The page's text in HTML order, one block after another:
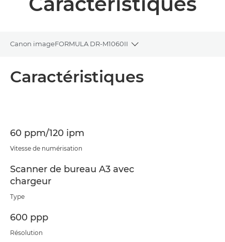
Canon imageFORMULA DR-M1060II
Toggle breadcrumbs
Téléchargement au format PDF
Caractéristiques
60 ppm/120 ipm
Vitesse de numérisation
Scanner de bureau A3 avec
chargeur
Type
600 ppp
Résolution